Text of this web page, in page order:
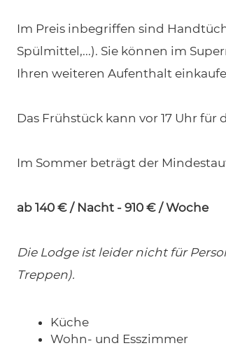
Im Preis inbegriffen sind
Spülmittel,...). Sie können im
Ihren weiteren Aufenthalt
Das Frühstück kann vor 17 Uhr
Im Sommer beträgt der
ab 140 € / Nacht - 910 € / Woche
Die Lodge ist leider nicht für
Treppen).
Küche
Wohn- und Esszimmer